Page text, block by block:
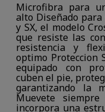
Microfibra para
alto Diseñado para
y SX, el modelo
que resiste las
resistencia y
optimo Proteccion
equipado con
cuben el pie,
garantizando la
Muevete
incorpora una